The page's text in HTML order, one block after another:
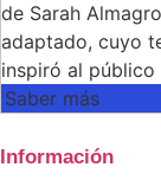
de Sarah
adaptado, cuyo
inspiró al público
Saber más
Información